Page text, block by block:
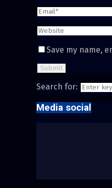
Save my name,
Search for:
Media social